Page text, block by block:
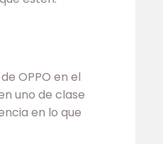
OPPO en el
uno de clase
en lo que